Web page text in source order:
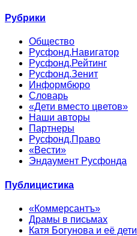
Рубрики
Общество
Русфонд.Навигатор
Русфонд.Рейтинг
Русфонд.Зенит
Информбюро
Словарь
«Дети вместо цветов»
Наши авторы
Партнеры
Русфонд.Право
«Вести»
Эндаумент Русфонда
Публицистика
«Коммерсантъ»
Драмы в письмах
Катя Богунова и её дети